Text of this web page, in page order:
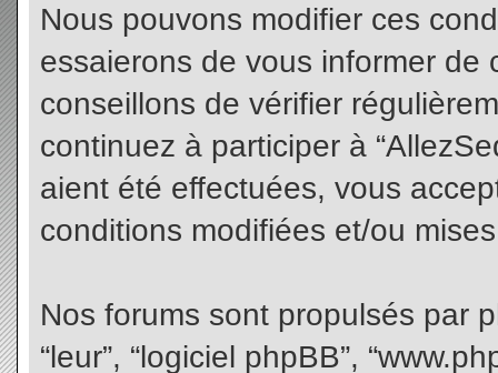
Nous pouvons modifier ces
essaierons de vous informer
conseillons de vérifier
continuez à participer à
aient été effectuées, vous
conditions modifiées et/ou
Nos forums sont propulsés par
“leur”, “logiciel phpBB”,